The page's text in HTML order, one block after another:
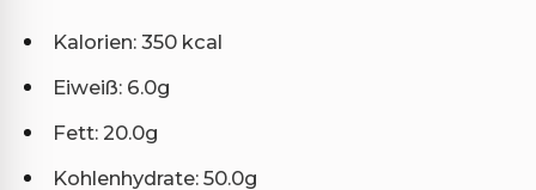
Kalorien: 350 kcal
Eiweiß: 6.0g
Fett: 20.0g
Kohlenhydrate: 50.0g